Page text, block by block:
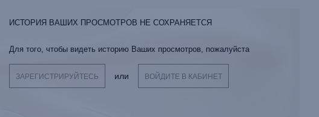
ИСТОРИЯ ВАШИХ ПРОСМОТРОВ НЕ СОХРАНЯЕТСЯ
Для того, чтобы видеть историю Ваших просмотров, пожалуйста
ЗАРЕГИСТРИРУЙТЕСЬ или ВОЙДИТЕ В КАБИНЕТ